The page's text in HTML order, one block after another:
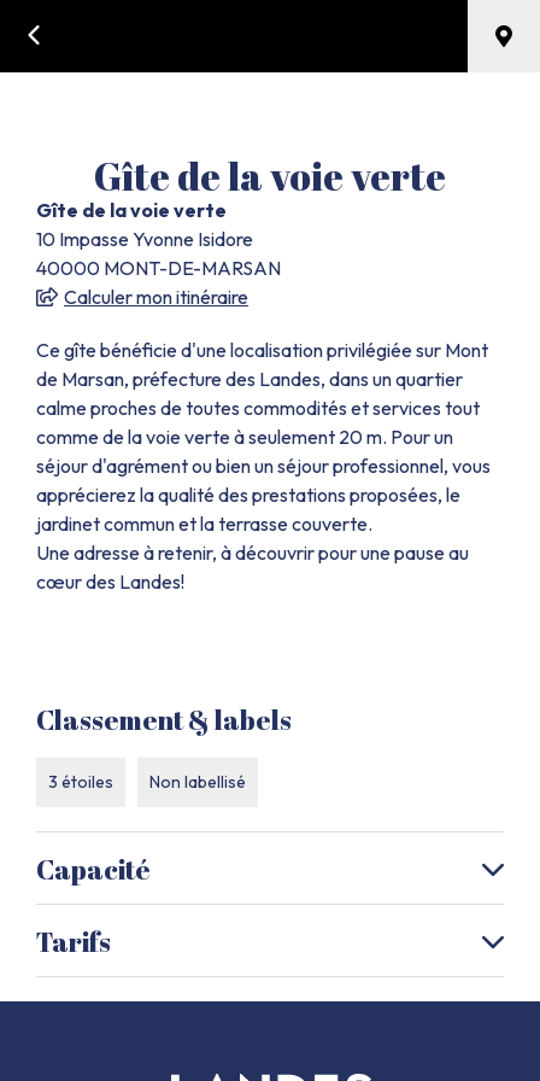
Gîte de la voie verte
Gîte de la voie verte
10 Impasse Yvonne Isidore
40000 MONT-DE-MARSAN
Calculer mon itinéraire
Ce gîte bénéficie d'une localisation privilégiée sur Mont
de Marsan, préfecture des Landes, dans un quartier
calme proches de toutes commodités et services tout
comme de la voie verte à seulement 20 m. Pour un
séjour d'agrément ou bien un séjour professionnel, vous
apprécierez la qualité des prestations proposées, le
jardinet commun et la terrasse couverte.
Une adresse à retenir, à découvrir pour une pause au
cœur des Landes!
Classement & labels
3 étoiles Non labellisé
Capacité
Tarifs
Moyens de paiement